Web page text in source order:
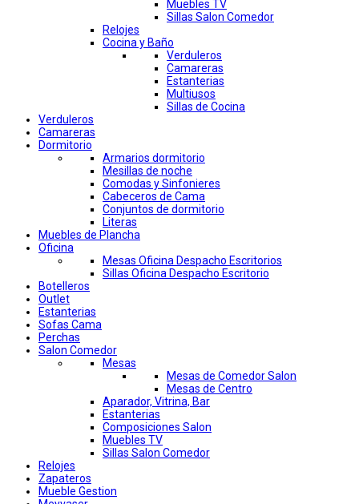
Muebles TV
Sillas Salon Comedor
Relojes
Cocina y Baño
Verduleros
Camareras
Estanterias
Multiusos
Sillas de Cocina
Verduleros
Camareras
Dormitorio
Armarios dormitorio
Mesillas de noche
Comodas y Sinfonieres
Cabeceros de Cama
Conjuntos de dormitorio
Literas
Muebles de Plancha
Oficina
Mesas Oficina Despacho Escritorios
Sillas Oficina Despacho Escritorio
Botelleros
Outlet
Estanterias
Sofas Cama
Perchas
Salon Comedor
Mesas
Mesas de Comedor Salon
Mesas de Centro
Aparador, Vitrina, Bar
Estanterias
Composiciones Salon
Muebles TV
Sillas Salon Comedor
Relojes
Zapateros
Mueble Gestion